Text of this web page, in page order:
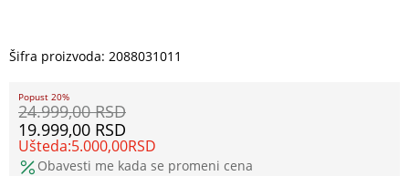
Šifra proizvoda: 2088031011
Popust 20%
24.999,00 RSD
19.999,00 RSD
Ušteda:5.000,00RSD
Obavesti me kada se promeni cena